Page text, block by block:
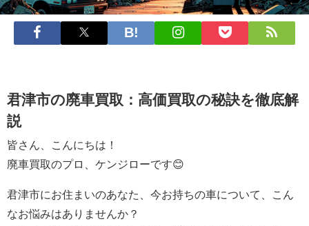
君津市の廃車買取：高価買取の秘訣を徹底解
説
皆さん、こんにちは！
廃車買取のプロ、ケンジローです😊
君津市にお住まいのあなた、今お持ちの車について、こん
なお悩みはありませんか？